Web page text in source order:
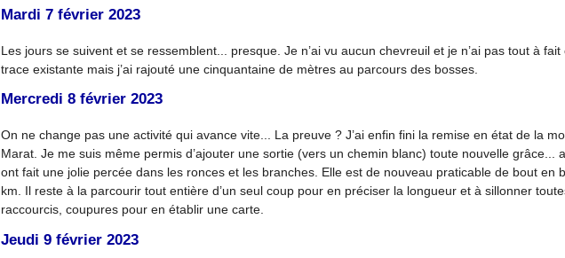
Mardi 7 février 2023
Les jours se suivent et se ressemblent... presque. Je n’ai vu aucun chevreuil et je n’ai pas tout à fait
trace existante mais j’ai rajouté une cinquantaine de mètres au parcours des bosses.
Mercredi 8 février 2023
On ne change pas une activité qui avance vite... La preuve ? J’ai enfin fini la remise en état de la
Marat. Je me suis même permis d’ajouter une sortie (vers un chemin blanc) toute nouvelle grâce...
ont fait une jolie percée dans les ronces et les branches. Elle est de nouveau praticable de bout en
km. Il reste à la parcourir tout entière d’un seul coup pour en préciser la longueur et à sillonner
raccourcis, coupures pour en établir une carte.
Jeudi 9 février 2023